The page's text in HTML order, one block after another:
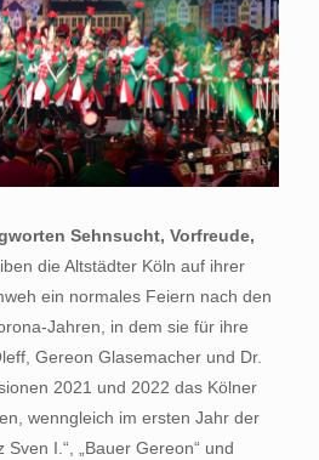
Sehnsucht, Vorfreude,
die Altstädter Köln auf ihrer
ein normales Feiern nach den
Jahren, in dem sie für ihre
Gereon Glasemacher und Dr.
2021 und 2022 das Kölner
wenngleich im ersten Jahr der
Sven I.“, „Bauer Gereon“ und